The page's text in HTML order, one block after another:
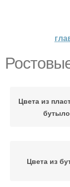
Цвета из
Цвета из